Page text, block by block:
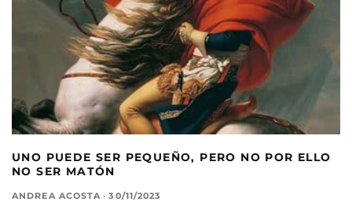
UNO PUEDE SER PEQUEÑO, PERO NO POR ELLO
NO SER MATÓN
ANDREA ACOSTA · 30/11/2023